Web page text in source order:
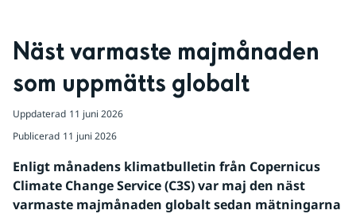
Näst varmaste majmånaden
som uppmätts globalt
Uppdaterad 11 juni 2026
Publicerad 11 juni 2026
Enligt månadens klimatbulletin från Copernicus
Climate Change Service (C3S) var maj den näst
varmaste majmånaden globalt sedan mätningarna